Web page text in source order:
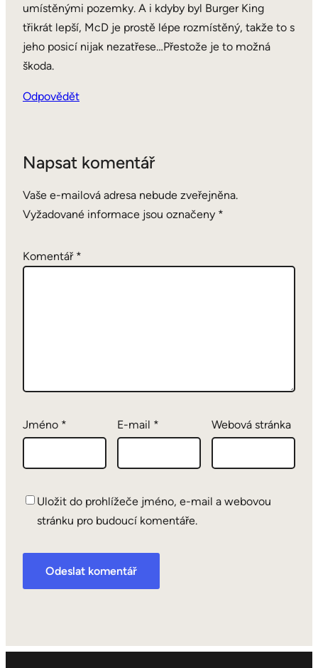
umístěnými pozemky. A i kdyby byl Burger King
třikrát lepší, McD je prostě lépe rozmístěný, takže to s
jeho posicí nijak nezatřese…Přestože je to možná
škoda.
Odpovědět
Napsat komentář
Vaše e-mailová adresa nebude zveřejněna.
Vyžadované informace jsou označeny *
Komentář *
Jméno * E-mail * Webová stránka
Uložit do prohlížeče jméno, e-mail a webovou
stránku pro budoucí komentáře.